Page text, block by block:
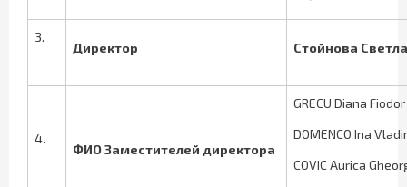
3.
Директор Стойнова
4.
ФИО Заместителей директора
GRECU Diana
DOMENCO Ina
COVIC Aurica